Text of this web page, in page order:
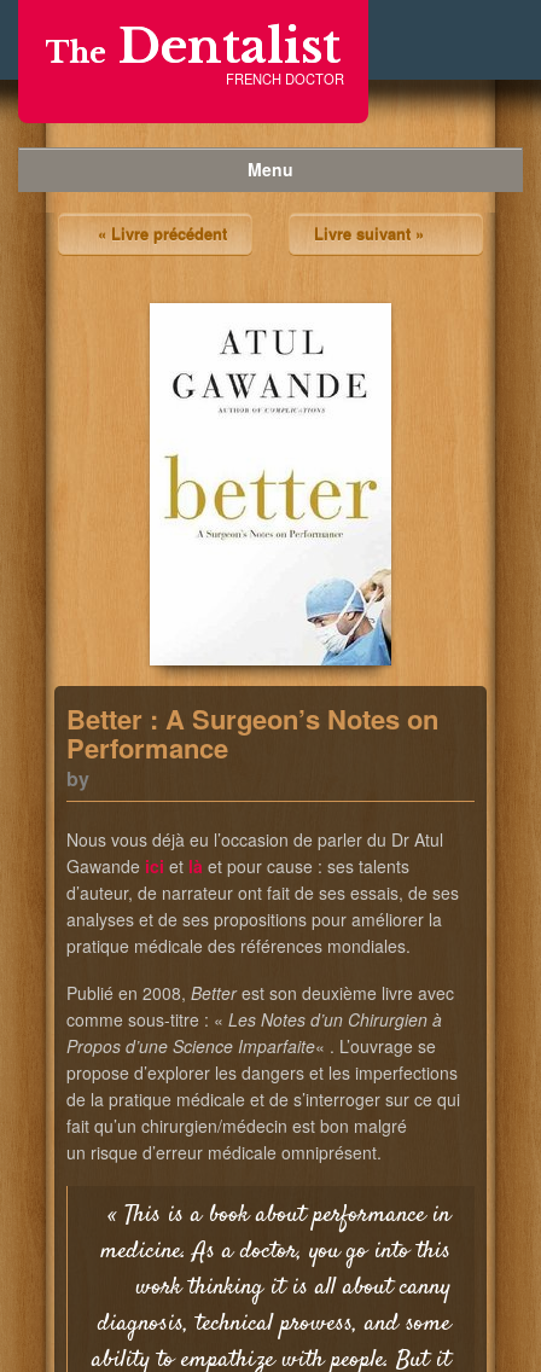
The Dentalist
FRENCH DOCTOR
Menu
« Livre précédent Livre suivant »
Better : A Surgeon’s Notes on
Performance
by
Nous vous déjà eu l’occasion de parler du Dr Atul
Gawande ici et là et pour cause : ses talents
d’auteur, de narrateur ont fait de ses essais, de ses
analyses et de ses propositions pour améliorer la
pratique médicale des références mondiales.
Publié en 2008, Betterest son deuxième livre avec
comme sous-titre : « Les Notes d’un Chirurgien à
Propos d’une Science Imparfaite« . L’ouvrage se
propose d’explorer les dangers et les imperfections
de la pratique médicale et de s’interroger sur ce qui
fait qu’un chirurgien/médecin est bon malgré
un risque d’erreur médicale omniprésent.
« This is a book about performance in
medicine. As a doctor, you go into this
work thinking it is all about canny
diagnosis, technical prowess, and some
ability to empathize with people. But it